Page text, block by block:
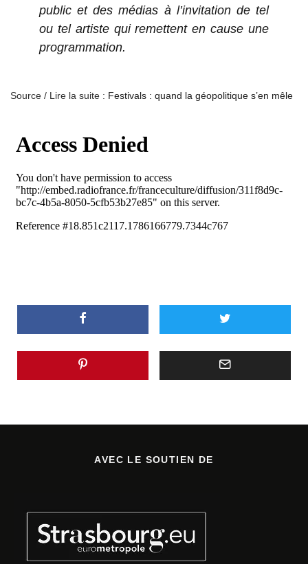
public et des médias à l’invitation de tel
ou tel artiste qui remettent en cause une
programmation.
Source / Lire la suite : Festivals : quand la géopolitique s’en mêle
AVEC LE SOUTIEN DE